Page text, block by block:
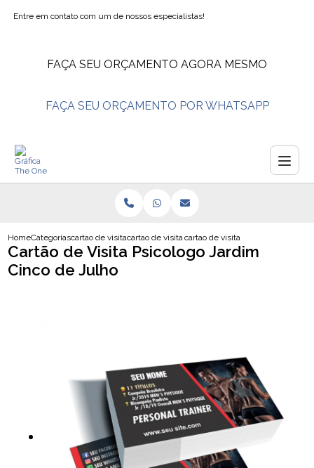
Entre em contato com um de nossos especialistas!
FAÇA SEU ORÇAMENTO AGORA MESMO
FAÇA SEU ORÇAMENTO POR WHATSAPP
HomeCategoriascartao de visitacartao de visita nutricionistacartao de visita psicologo jardim
Cartão de Visita Psicologo Jardim
Cinco de Julho